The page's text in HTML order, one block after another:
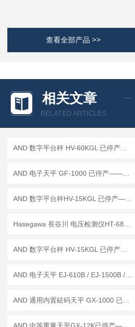
查看全部产品 >>
相关文章
RELATED ARTICLES